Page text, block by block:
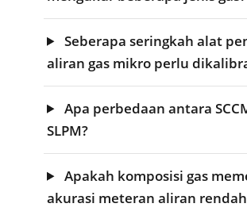
Seberapa seringkah alat
aliran gas mikro perlu
Apa perbedaan antara
SLPM?
Apakah komposisi gas
akurasi meteran aliran